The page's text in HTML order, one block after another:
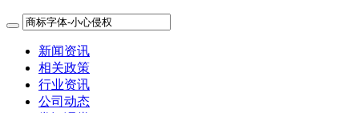
新闻资讯
相关政策
行业资讯
公司动态